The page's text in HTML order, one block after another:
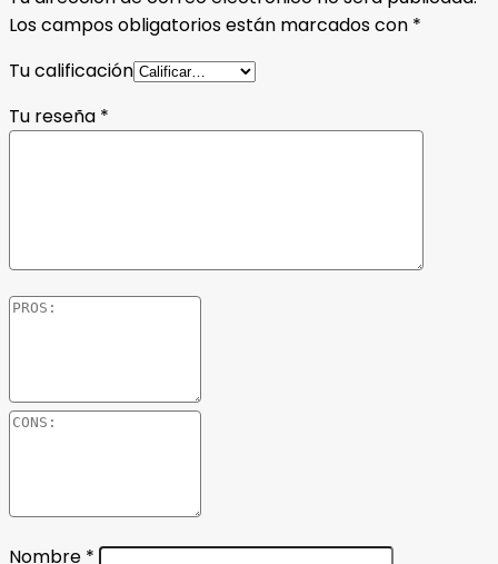
Los campos obligatorios están marcados con *
Tu calificación
Tu reseña *
Nombre *